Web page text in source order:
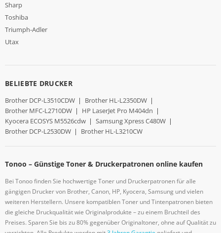
Sharp
Toshiba
Triumph-Adler
Utax
BELIEBTE DRUCKER
Brother DCP-L3510CDW | Brother HL-L2350DW |
Brother MFC-L2710DW | HP LaserJet Pro M404dn |
Kyocera ECOSYS M5526cdw | Samsung Xpress C480W |
Brother DCP-L2530DW | Brother HL-L3210CW
Tonoo – Günstige Toner & Druckerpatronen online kaufen
Bei Tonoo finden Sie hochwertige Toner und Druckerpatronen für alle
gängigen Drucker von Brother, Canon, HP, Kyocera, Samsung und vielen
weiteren Herstellern. Unsere kompatiblen Toner und Tintenpatronen bieten
die gleiche Druckqualität wie Originalprodukte – zu einem Bruchteil des
Preises. Sparen Sie bis zu 80% gegenüber Originaltoner, ohne auf Qualität zu